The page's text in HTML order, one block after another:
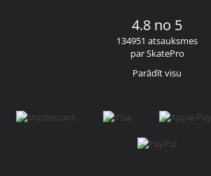
4.8 no 5
134951 atsauksmes
par SkatePro
Parādīt visu